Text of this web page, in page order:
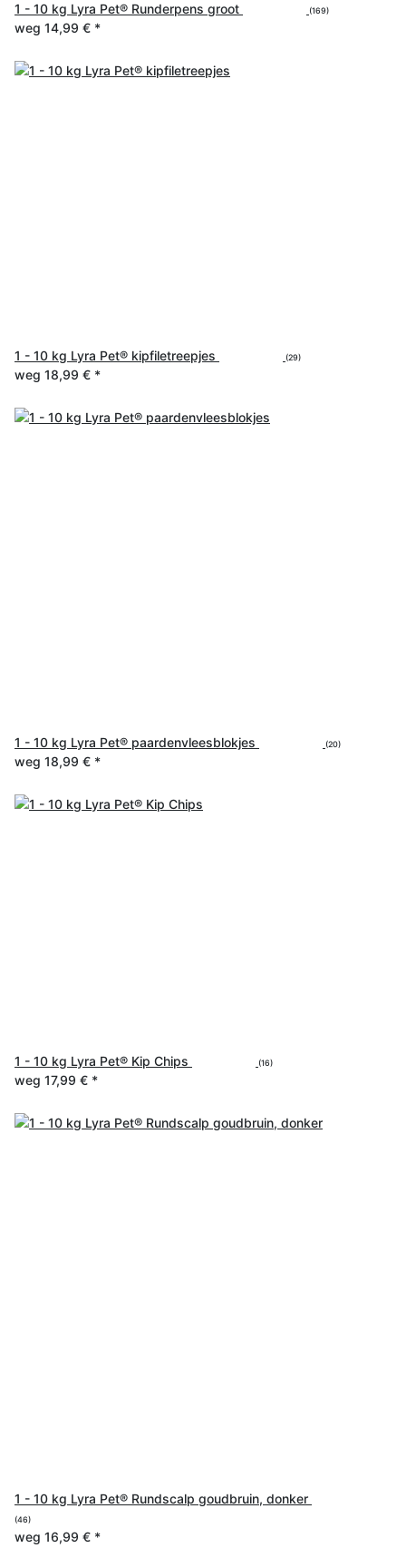
1 - 10 kg Lyra Pet® Runderpens groot (169)
weg 14,99 € *
1 - 10 kg Lyra Pet® kipfiletreepjes (29)
weg 18,99 € *
1 - 10 kg Lyra Pet® paardenvleesblokjes (20)
weg 18,99 € *
1 - 10 kg Lyra Pet® Kip Chips (16)
weg 17,99 € *
1 - 10 kg Lyra Pet® Rundscalp goudbruin, donker
(46)
weg 16,99 € *